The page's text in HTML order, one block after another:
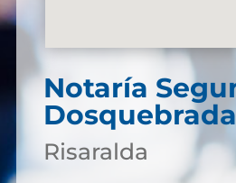
Notaría
Risaralda